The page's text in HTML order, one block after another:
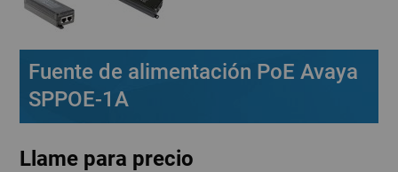
Fuente de alimentación PoE Avaya
SPPOE-1A
Llame para precio